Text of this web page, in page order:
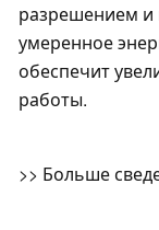
разрешением и
умеренное
обеспечит
работы.
>> Больше